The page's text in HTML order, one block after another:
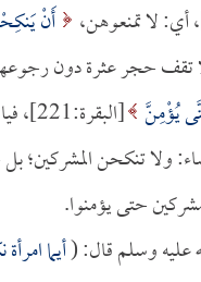
أَنْ
يُؤْمِنَّ
للنساء: ولا تنكحن
حتى يؤمنوا.
عليه وسلم قال: (أيما